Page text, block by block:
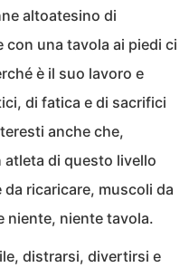
altoatesino di
con una tavola ai piedi ci
è il suo lavoro e
di fatica e di sacrifici
anche che,
di questo livello
ricaricare, muscoli da
niente, niente tavola.
distrarsi, divertirsi e